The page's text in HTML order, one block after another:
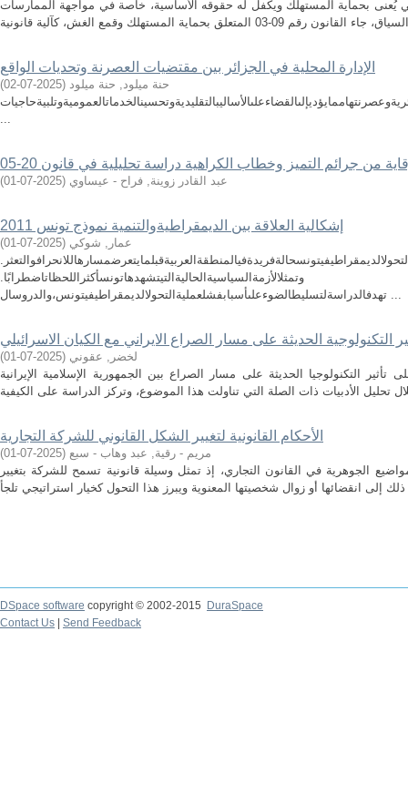
يُعنى بحماية المستهلك ويكفل له حقوقه الأساسية، خاصة في مواجهة الممارسات
الإدارة المحلية في الجزائر بين مقتضيات العصرنة وتحديات الواقع
حنة ميلود, حنة ميلود (
2025-07-02
)
...
من جرائم التميز وخطاب الكراهية دراسة تحليلية في قانون 20-05
عبد القادر زوينة, فراح - عيساوي (
2025-07-01
)
إشكالية العلاقة بين الديمقراطيةوالتنمية نموذج تونس 2011
عمار, شوكي (
2025-07-01
)
وتمثلالأزمةالسياسيةالحاليةالتيتشهدهاتونسأكثراللحظاتاضطرابًا.
تهدفالدراسةلتسليطالضوءعلىأسبابفشلعمليةالتحولالديمقراطيفيتونس،والدروسال ...
التكنولوجية الحديثة على مسار الصراع الايراني مع الكيان الاسرائيلي
لخضر, عقوني (
2025-07-01
)
التكنولوجيا الحديثة على مسار الصراع بين الجمهورية الإسلامية الإيرانية
الأحكام القانونية لتغيير الشكل القانوني للشركة التجارية
مريم - رقية, عبد وهاب - سبع (
2025-07-01
)
الجوهرية في القانون التجاري، إذ تمثل وسيلة قانونية تسمح للشركة بتغيير
DSpace software copyright © 2002-2015
DuraSpace
Contact Us
Send Feedback